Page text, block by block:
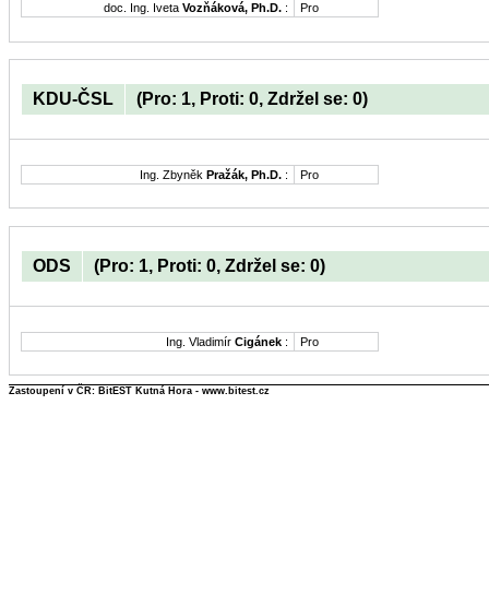
doc. Ing. Iveta Vozňáková, Ph.D. : Pro
KDU-ČSL (Pro: 1, Proti: 0, Zdržel se: 0)
Ing. Zbyněk Pražák, Ph.D. : Pro
ODS (Pro: 1, Proti: 0, Zdržel se: 0)
Ing. Vladimír Cigánek : Pro
Zastoupení v ČR: BitEST Kutná Hora - www.bitest.cz